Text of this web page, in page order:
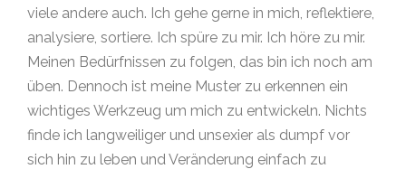
viele andere auch. Ich gehe gerne in mich, reflektiere,
analysiere, sortiere. Ich spüre zu mir. Ich höre zu mir.
Meinen Bedürfnissen zu folgen, das bin ich noch am
üben. Dennoch ist meine Muster zu erkennen ein
wichtiges Werkzeug um mich zu entwickeln. Nichts
finde ich langweiliger und unsexier als dumpf vor
sich hin zu leben und Veränderung einfach zu